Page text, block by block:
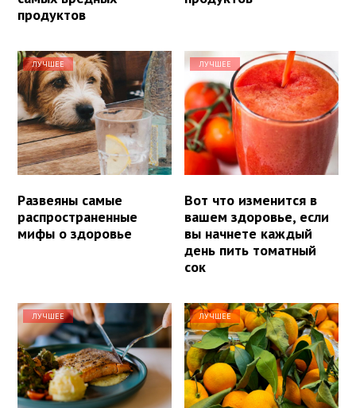
продуктов
ЛУЧШЕЕ
Развеяны самые
распространенные
мифы о здоровье
ЛУЧШЕЕ
Вот что изменится в
вашем здоровье, если
вы начнете каждый
день пить томатный
сок
ЛУЧШЕЕ ЛУЧШЕЕ